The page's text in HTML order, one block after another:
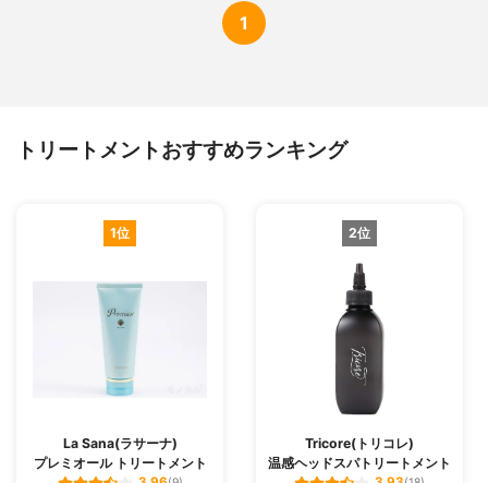
1
トリートメントおすすめランキング
1位
La Sana(ラサーナ)
プレミオール トリートメント
2位
Tricore(トリコレ)
温感ヘッドスパトリートメント